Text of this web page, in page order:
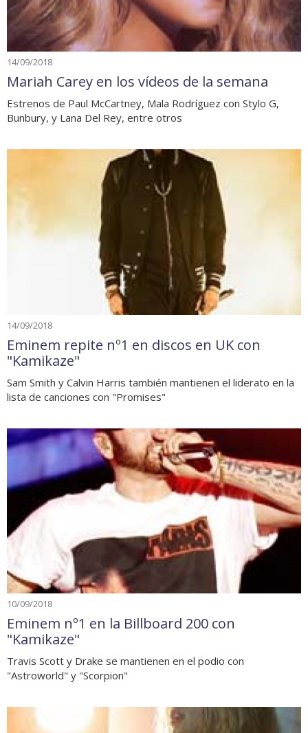
14/09/2018
Mariah Carey en los vídeos de la semana
Estrenos de Paul McCartney, Mala Rodríguez con Stylo G,
Bunbury, y Lana Del Rey, entre otros
14/09/2018
Eminem repite nº1 en discos en UK con
"Kamikaze"
Sam Smith y Calvin Harris también mantienen el liderato en la
lista de canciones con "Promises"
10/09/2018
Eminem nº1 en la Billboard 200 con
"Kamikaze"
Travis Scott y Drake se mantienen en el podio con
"Astroworld" y "Scorpion"